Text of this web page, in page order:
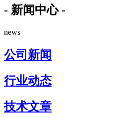
- 新闻中心 -
news
公司新闻
行业动态
技术文章